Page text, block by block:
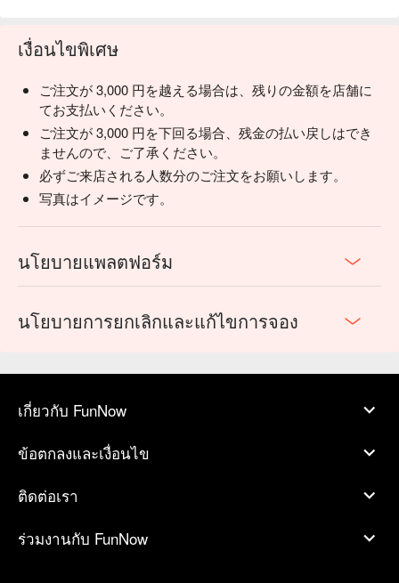
เงื่อนไขพิเศษ
ご注文が 3,000 円を越える場合は、残りの金額を店舗に
てお支払いください。
ご注文が 3,000 円を下回る場合、残金の払い戻しはでき
ませんので、ご了承ください。
必ずご来店される人数分のご注文をお願いします。
写真はイメージです。
นโยบายแพลตฟอร์ม
นโยบายการยกเลิกและแก้ไขการจอง
เกี่ยวกับ FunNow
ข้อตกลงและเงื่อนไข
ติดต่อเรา
ร่วมงานกับ FunNow